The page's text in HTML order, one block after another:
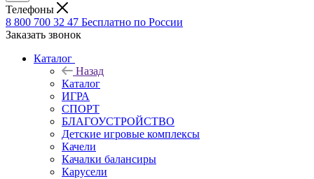
Телефоны
8 800 700 32 47 Бесплатно по России
Заказать звонок
Каталог
Назад
Каталог
ИГРА
СПОРТ
БЛАГОУСТРОЙСТВО
Детские игровые комплексы
Качели
Качалки балансиры
Карусели